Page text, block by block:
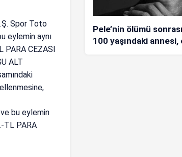
Spor Toto
eylemin aynı
PARA CEZASI
ALT
ve bu eylemin
TL PARA
Pele’nin ölümü
100 yaşındaki annesi,